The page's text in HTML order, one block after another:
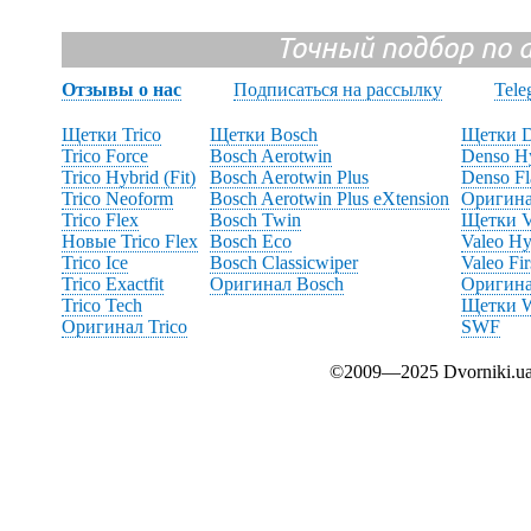
Точный подбор
Отзывы о нас Подписаться на рассылку
Щетки Trico
Trico Force
Trico Hybrid (Fit)
Trico Neoform
Trico Flex
Новые Trico Flex
Trico Ice
Trico Exactfit
Trico Tech
Оригинал Trico
Щетки Bosch
Bosch Aerotwin
Bosch Aerotwin Plus
Bosch Aerotwin Plus eXtension
Bosch Twin
Bosch Eco
Bosch Classicwiper
Оригинал Bosch
Щетки
Denso
Denso
Щетки
Valeo
Valeo
Щетки
SWF
©2009—2025